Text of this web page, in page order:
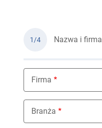
1/4 Nazwa i firma
Firma
Branża
Nothing selected